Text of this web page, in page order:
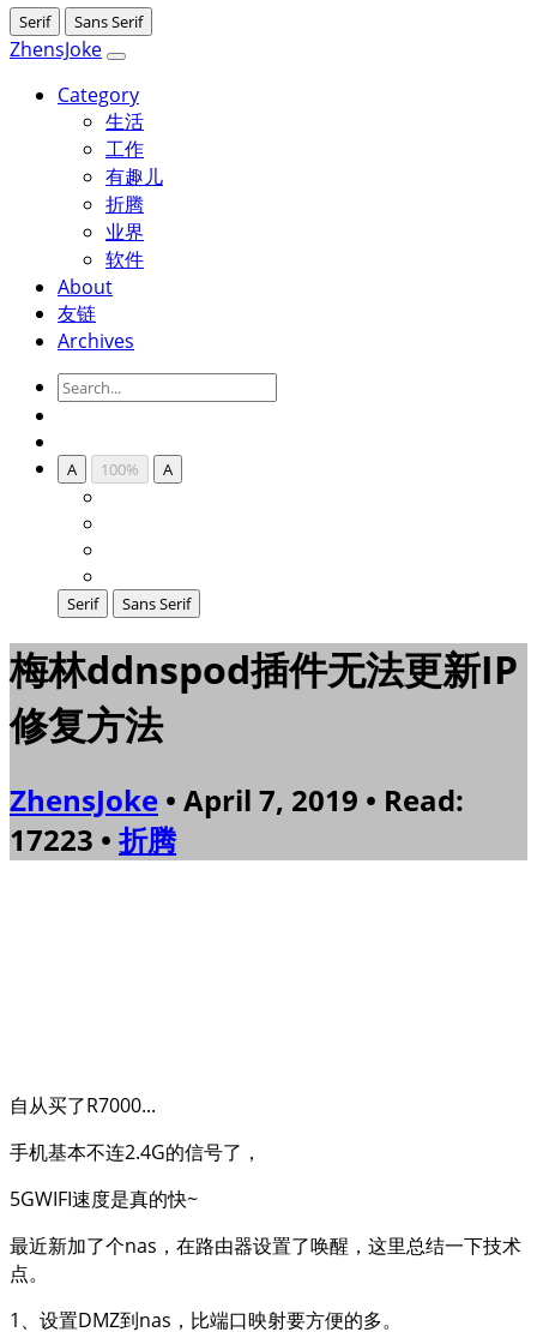
Serif Sans Serif
ZhensJoke
Category
生活
工作
有趣儿
折腾
业界
软件
About
友链
Archives
A 100% A
Serif Sans Serif
梅林ddnspod插件无法更新IP
修复方法
ZhensJoke • April 7, 2019 • Read:
17223 •折腾
自从买了R7000...
手机基本不连2.4G的信号了，
5GWIFI速度是真的快~
最近新加了个nas，在路由器设置了唤醒，这里总结一下技术
点。
1、设置DMZ到nas，比端口映射要方便的多。